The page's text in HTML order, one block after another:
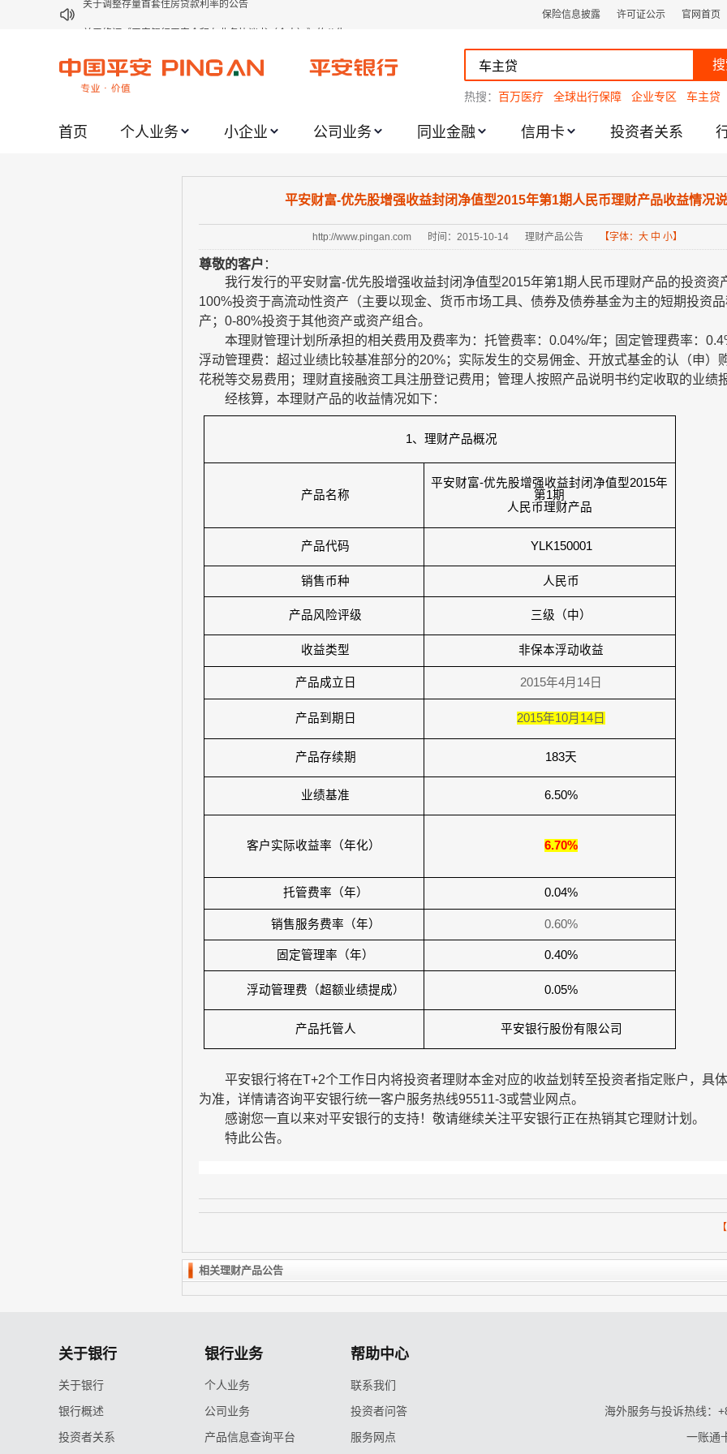
关于2021年劳动节期间代理贵金属业务风险提示的通知
关于加强代理贵金属业务风险防范的提示
关于平安银行电子版信用卡更名为平安银行数字信用卡的公告
关于调整存量首套住房贷款利率的公告
保险信息披露 许可证公示 官网首页
热搜： 百万医疗 全球出行保障 企业专区 车主贷
首页 个人业务 小企业 公司业务 同业金融 信用卡 投资者关系
平安财富-优先股增强收益封闭净值型2015年第1期人民币理财产品收益情况
http://www.pingan.com 时间：2015-10-14 理财产品公告 【字体： 大 中 小】
尊敬的客户 ：
我行发行的平安财富-优先股增强收益封闭净值型2015年第1期人民币理财产品的投资资
100%投资于高流动性资产（主要以现金、货币市场工具、债券及债券基金为主的短期投资
产； 0-80%投资于其他资产或资产组合。
本理财管理计划所承担的相关费用及费率为：托管费率： 0.04%/年；固定管理费率：
浮动管理费：超过业绩比较基准部分的20%；实际发生的交易佣金、开放式基金的认（申）
花税等交易费用；理财直接融资工具注册登记费用；管理人按照产品说明书约定收取的业绩
经核算，本理财产品的收益情况如下：
1、理财产品概况
产品名称
平安财富-优先股增强收益封闭净值型2015年
第1期
人民币理财产品
产品代码 YLK150001
销售币种 人民币
产品风险评级 三级（中）
收益类型 非保本浮动收益
产品成立日 2015年4月 14日
产品到期日 2015年10月 14日
产品存续期 183天
业绩基准 6.50%
客户实际收益率（年化） 6.70%
托管费率（年） 0.04%
销售服务费率（年） 0.60%
固定管理率（年） 0.40%
浮动管理费（超额业绩提成） 0.05%
产品托管人 平安银行股份有限公司
平安银行将在T+2个工作日内将投资者理财本金对应的收益划转至投资者指定账户，具
为准，详情请咨询平安银行统一客户服务热线95511-3或营业网点。
感谢您一直以来对平安银行的支持！敬请继续关注平安银行正在热销其它理财计划。
特此公告。
【
相关理财产品公告
关于银行
关于银行
银行概述
投资者关系
银行业务
个人业务
公司业务
产品信息查询平台
帮助中心
联系我们
投资者问答
服务网点
海外服务与投诉热线：
一账通